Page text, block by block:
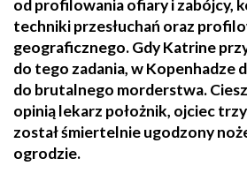
od profilowania ofiary i zabójcy,
techniki przesłuchań oraz
geograficznego. Gdy Katrine
do tego zadania, w Kopenhadze
do brutalnego morderstwa.
opinią lekarz położnik, ojciec
został śmiertelnie ugodzony
ogrodzie.